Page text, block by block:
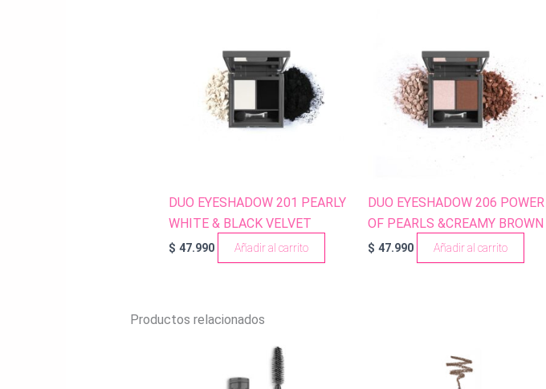
DUO EYESHADOW 201 PEARLY
WHITE & BLACK VELVET
$ 47.990 Añadir al carrito
DUO EYESHADOW 206 POWER
OF PEARLS &CREAMY BROWN
$ 47.990 Añadir al carrito
Productos relacionados